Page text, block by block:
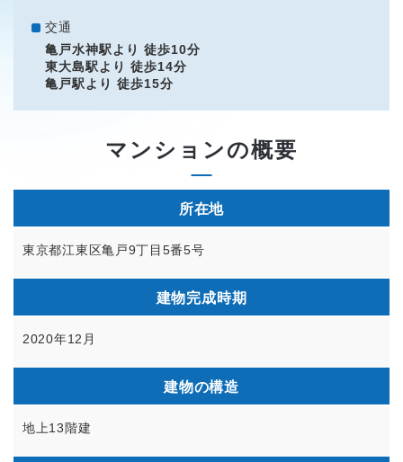
交通
亀戸水神駅より 徒歩10分
東大島駅より 徒歩14分
亀戸駅より 徒歩15分
マンションの概要
所在地
東京都江東区亀戸9丁目5番5号
建物完成時期
2020年12月
建物の構造
地上13階建